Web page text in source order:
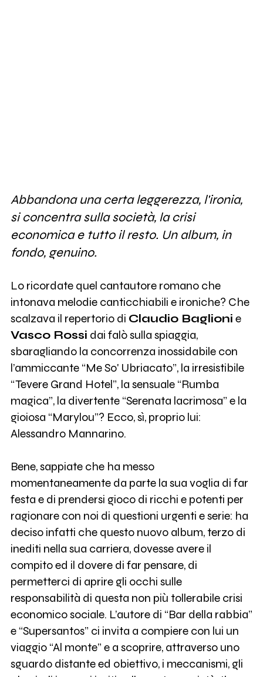
Abbandona una certa leggerezza, l'ironia,
si concentra sulla società, la crisi
economica e tutto il resto. Un album, in
fondo, genuino.
Lo ricordate quel cantautore romano che
intonava melodie canticchiabili e ironiche? Che
scalzava il repertorio di Claudio Baglioni e
Vasco Rossi dai falò sulla spiaggia,
sbaragliando la concorrenza inossidabile con
l’ammiccante “Me So' Ubriacato”, la irresistibile
“Tevere Grand Hotel”, la sensuale “Rumba
magica”, la divertente “Serenata lacrimosa” e la
gioiosa “Marylou”? Ecco, sì, proprio lui:
Alessandro Mannarino.
Bene, sappiate che ha messo
momentaneamente da parte la sua voglia di far
festa e di prendersi gioco di ricchi e potenti per
ragionare con noi di questioni urgenti e serie: ha
deciso infatti che questo nuovo album, terzo di
inediti nella sua carriera, dovesse avere il
compito ed il dovere di far pensare, di
permetterci di aprire gli occhi sulle
responsabilità di questa non più tollerabile crisi
economico sociale. L’autore di “Bar della rabbia”
e “Supersantos” ci invita a compiere con lui un
viaggio “Al monte” e a scoprire, attraverso uno
sguardo distante ed obiettivo, i meccanismi, gli